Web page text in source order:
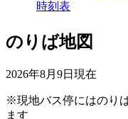
時刻表
のりば地図
2026年8月9日 現在
※現地バス停にはのり
ます